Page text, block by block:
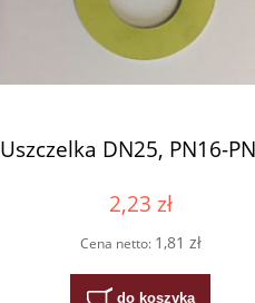
Uszczelka DN25, PN16-
2,23 zł
Cena netto: 1,81 zł
do koszyka